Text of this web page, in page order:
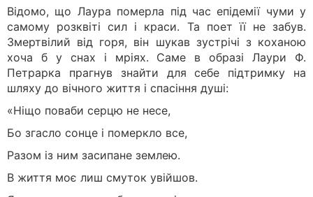
Відомо, що Лаура померла під час епідемії чуми у
самому розквіті сил і краси. Та поет її не забув.
Змертвілий від горя, він шукав зустрічі з коханою
хоча б у снах і мріях. Саме в образі Лаури Ф.
Петрарка прагнув знайти для себе підтримку на
шляху до вічного життя і спасіння душі:
«Ніщо поваби серцю не несе,
Бо згасло сонце і померкло все,
Разом із ним засипане землею.
В життя моє лиш смуток увійшов.